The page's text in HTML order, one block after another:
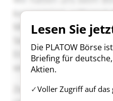
Lesen Sie
Die PLATOW Börse
Briefing für
Aktien.
Voller Zugriff auf das